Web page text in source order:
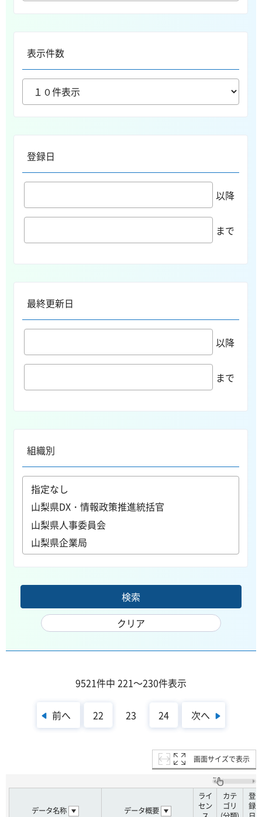
表示件数
登録日
以降
まで
最終更新日
以降
まで
組織別
9521件中 221～230件表示
前へ 22 23 24 次へ
画面サイズで表示
データ名称 データ概要
ライ
セン
カテ
ゴリ
登
録